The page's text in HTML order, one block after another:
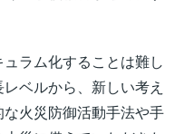
ラム化することは難し
ベルから、新しい考え
火災防御活動手法や手